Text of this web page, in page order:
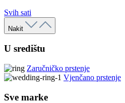
Svih sati
Nakit
U središtu
Zaručničko prstenje
Vjenčano prstenje
Sve marke